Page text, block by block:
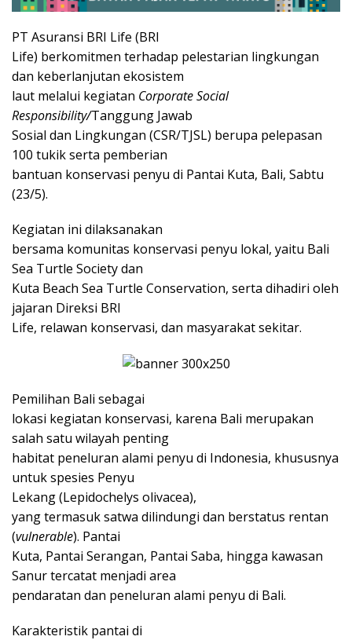
PT Asuransi BRI Life (BRI
Life) berkomitmen terhadap pelestarian lingkungan
dan keberlanjutan ekosistem
laut melalui kegiatan Corporate Social
Responsibility/Tanggung Jawab
Sosial dan Lingkungan (CSR/TJSL) berupa pelepasan
100 tukik serta pemberian
bantuan konservasi penyu di Pantai Kuta, Bali, Sabtu
(23/5).
Kegiatan ini dilaksanakan
bersama komunitas konservasi penyu lokal, yaitu Bali
Sea Turtle Society dan
Kuta Beach Sea Turtle Conservation, serta dihadiri oleh
jajaran Direksi BRI
Life, relawan konservasi, dan masyarakat sekitar.
Pemilihan Bali sebagai
lokasi kegiatan konservasi, karena Bali merupakan
salah satu wilayah penting
habitat peneluran alami penyu di Indonesia, khususnya
untuk spesies Penyu
Lekang (Lepidochelys olivacea),
yang termasuk satwa dilindungi dan berstatus rentan
(vulnerable). Pantai
Kuta, Pantai Serangan, Pantai Saba, hingga kawasan
Sanur tercatat menjadi area
pendaratan dan peneluran alami penyu di Bali.
Karakteristik pantai di